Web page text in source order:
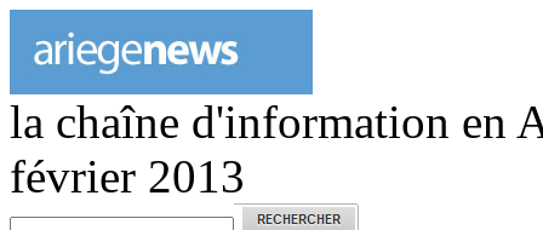
la chaîne d'information en
février 2013